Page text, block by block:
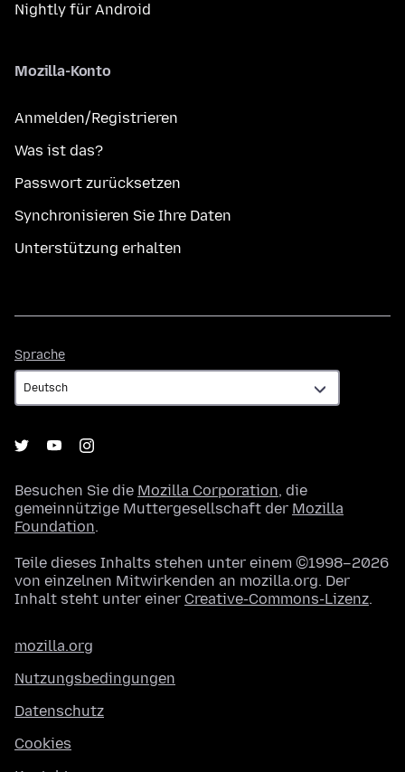
Nightly für Android
Mozilla-Konto
Anmelden/Registrieren
Was ist das?
Passwort zurücksetzen
Synchronisieren Sie Ihre Daten
Unterstützung erhalten
Sprache
Besuchen Sie die Mozilla Corporation, die
gemeinnützige Muttergesellschaft der Mozilla
Foundation.
Teile dieses Inhalts stehen unter einem ©1998–2026
von einzelnen Mitwirkenden an mozilla.org. Der
Inhalt steht unter einer Creative-Commons-Lizenz.
mozilla.org
Nutzungsbedingungen
Datenschutz
Cookies